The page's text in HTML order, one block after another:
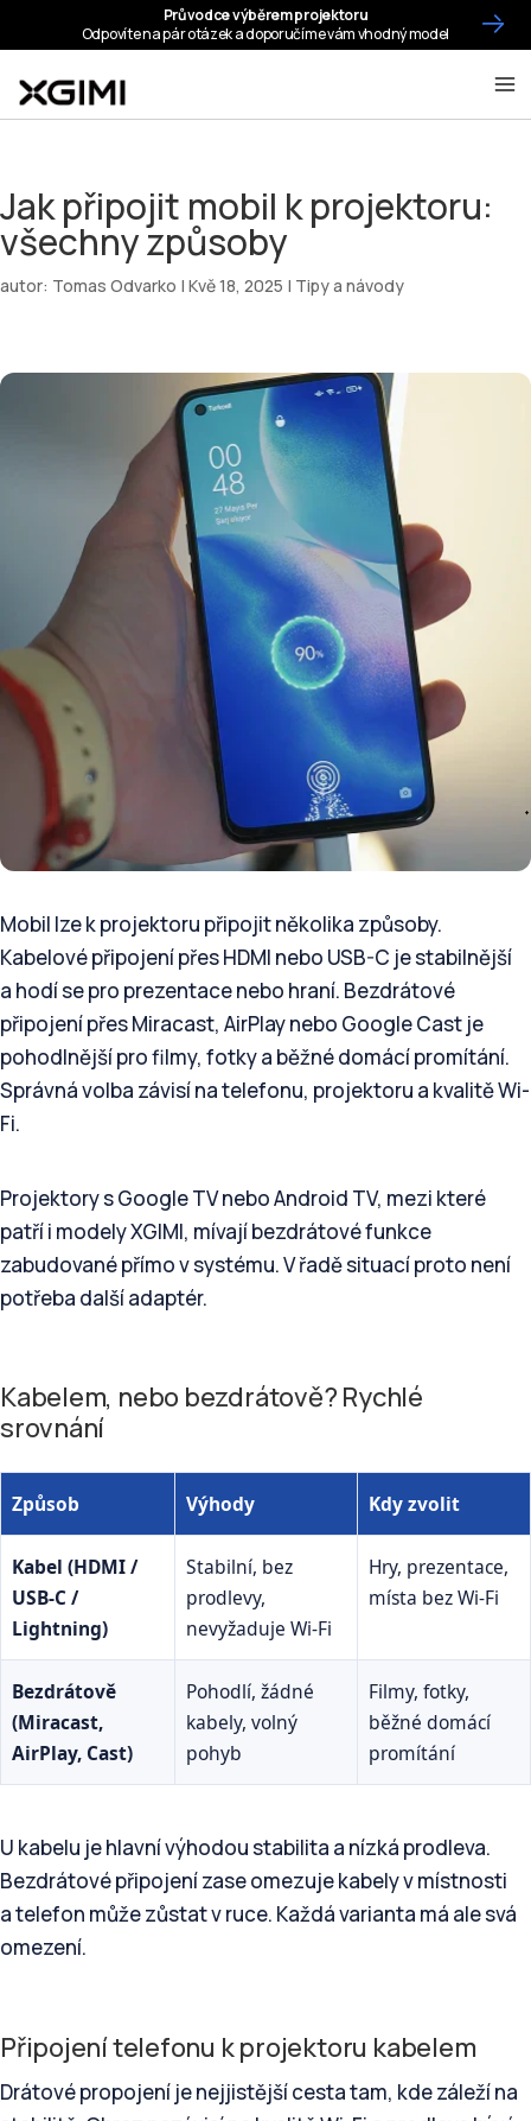
Jak připojit mobil k projektoru:
všechny způsoby
autor: Tomas Odvarko | Kvě 18, 2025 | Tipy a návody
Mobil lze k projektoru připojit několika způsoby.
Kabelové připojení přes HDMI nebo USB-C je stabilnější
a hodí se pro prezentace nebo hraní. Bezdrátové
připojení přes Miracast, AirPlay nebo Google Cast je
pohodlnější pro filmy, fotky a běžné domácí promítání.
Správná volba závisí na telefonu, projektoru a kvalitě Wi-
Fi.
Projektory s Google TV nebo Android TV, mezi které
patří i modely XGIMI, mívají bezdrátové funkce
zabudované přímo v systému. V řadě situací proto není
potřeba další adaptér.
Kabelem, nebo bezdrátově? Rychlé
srovnání
Způsob Výhody Kdy zvolit
Kabel (HDMI /
USB-C /
Lightning)
Stabilní, bez
prodlevy,
nevyžaduje Wi-Fi
Hry, prezentace,
místa bez Wi-Fi
Bezdrátově
(Miracast,
AirPlay, Cast)
Pohodlí, žádné
kabely, volný
pohyb
Filmy, fotky,
běžné domácí
promítání
U kabelu je hlavní výhodou stabilita a nízká prodleva.
Bezdrátové připojení zase omezuje kabely v místnosti
a telefon může zůstat v ruce. Každá varianta má ale svá
omezení.
Připojení telefonu k projektoru kabelem
Drátové propojení je nejjistější cesta tam, kde záleží na